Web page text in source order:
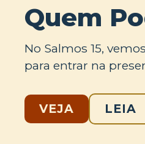
Quem
No Salmos 15,
para entrar na
VEJA LEIA